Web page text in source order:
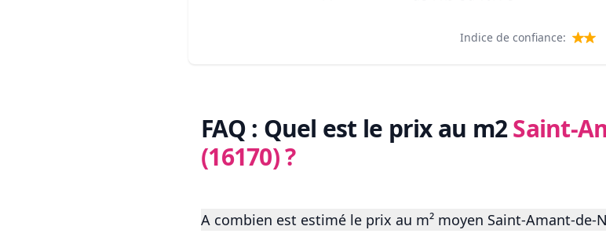
Indice de confiance:
FAQ : Quel est le prix au m2Saint-
(16170)?
A combien est estimé le prix au m² moyen Saint-Amant-de-